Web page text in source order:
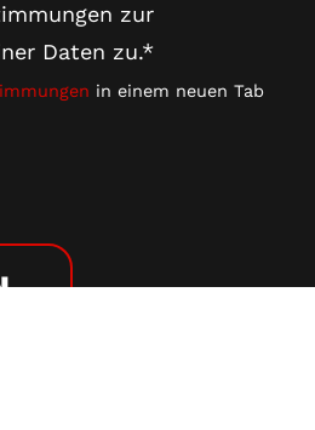
zur
Daten zu.*
in einem neuen Tab